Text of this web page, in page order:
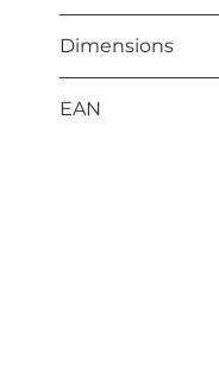
Dimensions
EAN